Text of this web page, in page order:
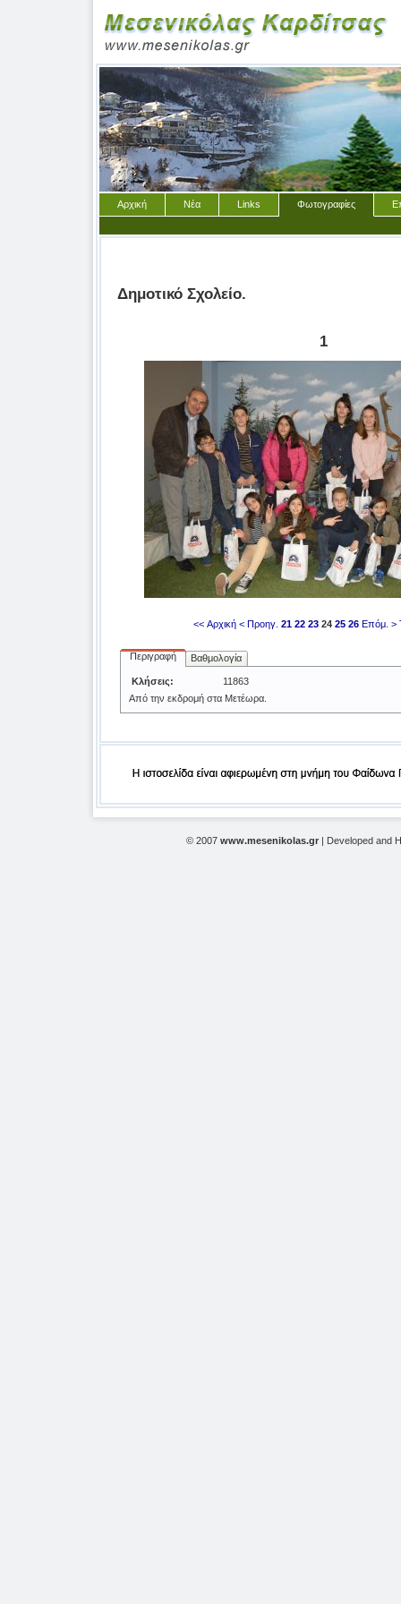
Αρχική Νέα Links Φωτογραφίες
Δημοτικό Σχολείο.
1
<< Αρχική < Προηγ. 21 22 23 24 25 26 Επόμ. >
Περιγραφή Βαθμολογία
Κλήσεις:
11863
Από την εκδρομή στα Μετέωρα.
© 2007 www.mesenikolas.gr | Developed and